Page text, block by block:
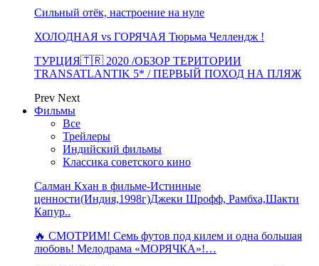
Сильный отёк, настроение на нуле
ХОЛОДНАЯ vs ГОРЯЧАЯ Тюрьма Челлендж !
ТУРЦИЯ🇹🇷 2020 /ОБЗОР ТЕРИТОРИИ
TRANSATLANTIK 5* / ПЕРВЫЙ ПОХОД НА ПЛЯЖ
Prev Next
Фильмы
Все
Трейлеры
Индийский фильмы
Классика советского кино
Салман Кхан в фильме-Истинные
ценности(Индия,1998г)Джеки Шрофф, Рамбха,Шакти
Капур..
🔥 СМОТРИМ! Семь футов под килем и одна большая
любовь! Мелодрама «МОРЯЧКА»!…